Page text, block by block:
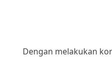
Dengan melakukan